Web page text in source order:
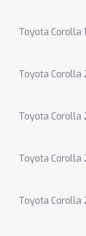
Toyota Corolla
Toyota Corolla
Toyota Corolla
Toyota Corolla
Toyota Corolla